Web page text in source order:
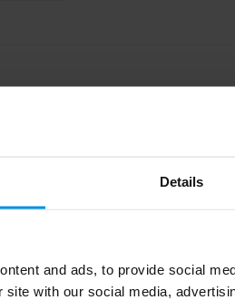
Details
and ads, to provide social
site with our social media,